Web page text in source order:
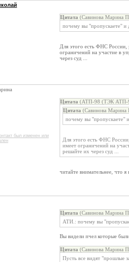
Цитата (Савинова Марина
почему вы "пропускаете" и
Для этого есть ФНС России,
ограничений на участие в
через суд ...
был изменен или
Цитата (АТП-98 (ТЭК АТП-
Цитата (Савинова Марина
почему вы "пропускаете"
Для этого есть ФНС
имеет ограничений на
решайте их через суд ...
читайте внимательнее, что я
Цитата (Савинова Марина
АТИ.: почему вы
Вы видели пчел которые
Цитата (Савинова Марина
Пусть все видят "прошлые